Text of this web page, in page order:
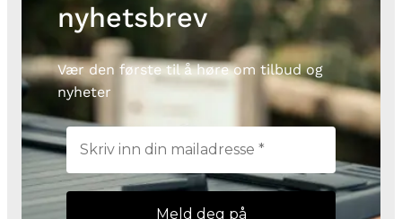
nyhetsbrev
Vær den første til å høre om tilbud og
nyheter